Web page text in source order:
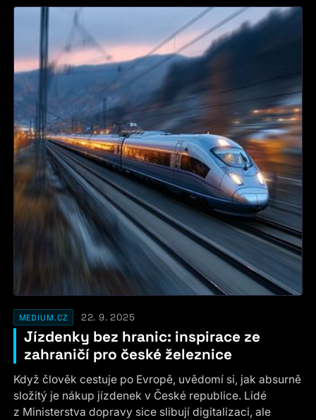
MEDIUM.CZ 22. 9. 2025
Jízdenky bez hranic: inspirace ze
zahraničí pro české železnice
Když člověk cestuje po Evropě, uvědomí si, jak absurně
složitý je nákup jízdenek v České republice. Lidé
z Ministerstva dopravy sice slibují digitalizaci, ale